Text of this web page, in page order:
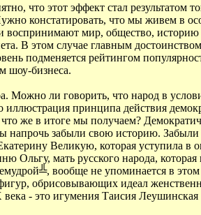
что этот эффект стал результатом
констатировать, что мы живем в
мир, общество, историю
В этом случае главным
подменяется рейтингом
шоу-бизнеса.
Можно ли говорить, что народ в
принципа действия
же в итоге мы получаем?
напрочь забыли свою историю.
Великую, которая уступила в
мать русского народа,
вообще не упоминается в
обрисовывающих идеал
- это игумения Таисия Леушинская -